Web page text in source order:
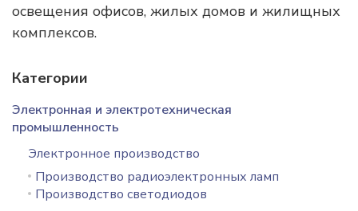
освещения офисов, жилых домов и жилищных
комплексов.
Категории
Электронная и электротехническая
промышленность
Электронное производство
Производство радиоэлектронных ламп
Производство светодиодов